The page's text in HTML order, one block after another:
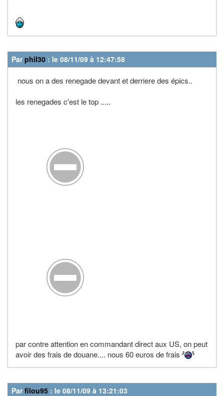
Parphil30 : le 08/11/09 à 12:47:58
nous on a des renegade devant et derriere des épics..
les renegades c'est le top .....
par contre attention en commandant direct aux US, on peut
avoir des frais de douane.... nous 60 euros de frais
Parfilou95 : le 08/11/09 à 13:21:03